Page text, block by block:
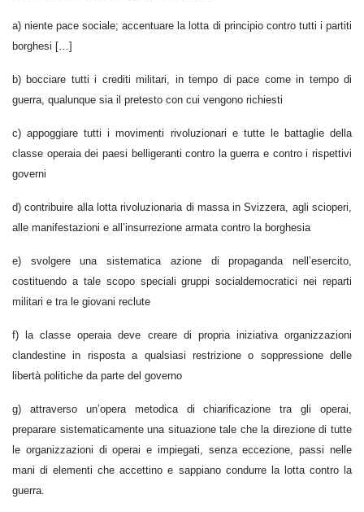
a) niente pace sociale; accentuare la lotta di principio contro tutti i partiti
borghesi […]
b) bocciare tutti i crediti militari, in tempo di pace come in tempo di
guerra, qualunque sia il pretesto con cui vengono richiesti
c) appoggiare tutti i movimenti rivoluzionari e tutte le battaglie della
classe operaia dei paesi belligeranti contro la guerra e contro i rispettivi
governi
d) contribuire alla lotta rivoluzionaria di massa in Svizzera, agli scioperi,
alle manifestazioni e all’insurrezione armata contro la borghesia
e) svolgere una sistematica azione di propaganda nell’esercito,
costituendo a tale scopo speciali gruppi socialdemocratici nei reparti
militari e tra le giovani reclute
f) la classe operaia deve creare di propria iniziativa organizzazioni
clandestine in risposta a qualsiasi restrizione o soppressione delle
libertà politiche da parte del governo
g) attraverso un’opera metodica di chiarificazione tra gli operai,
preparare sistematicamente una situazione tale che la direzione di tutte
le organizzazioni di operai e impiegati, senza eccezione, passi nelle
mani di elementi che accettino e sappiano condurre la lotta contro la
guerra.